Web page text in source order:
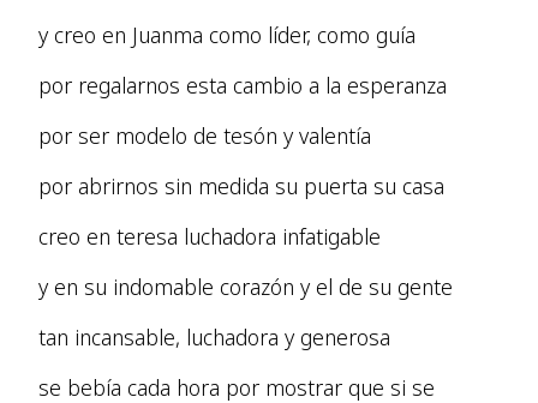
y creo en Juanma como líder, como guía
por regalarnos esta cambio a la esperanza
por ser modelo de tesón y valentía
por abrirnos sin medida su puerta su casa
creo en teresa luchadora infatigable
y en su indomable corazón y el de su gente
tan incansable, luchadora y generosa
se bebía cada hora por mostrar que si se